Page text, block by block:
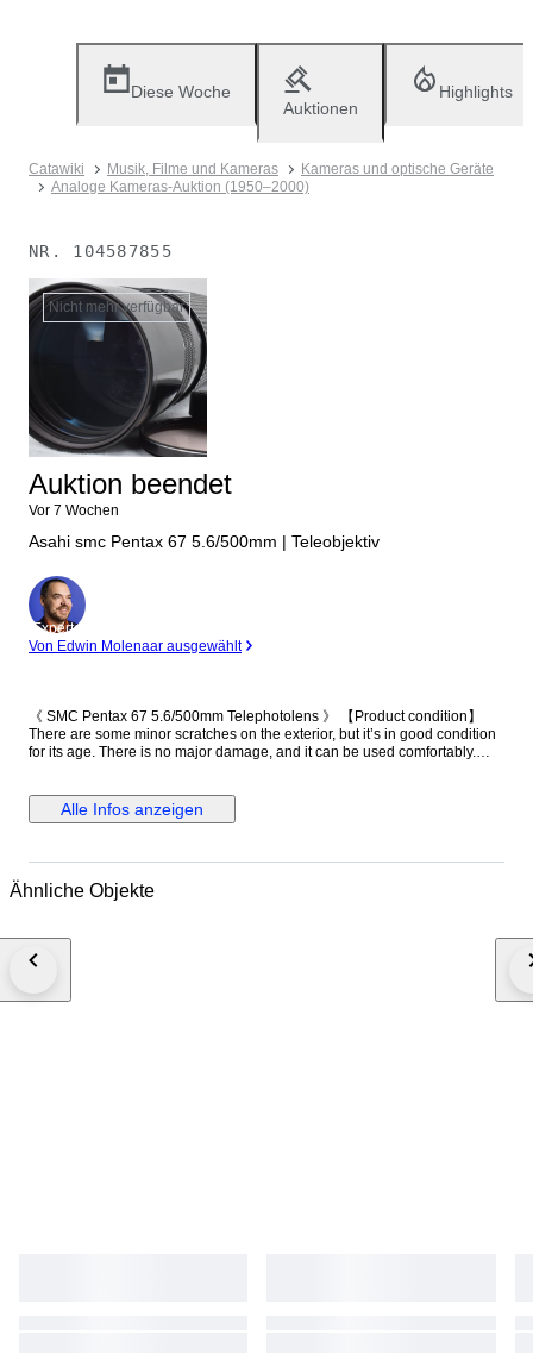
Diese Woche
Auktionen
Highlights
Catawiki Musik, Filme und Kameras
Kameras und optische Geräte
Analoge Kameras-Auktion (1950–2000)
NR. 104587855
Nicht mehr verfügbar
Auktion beendet
Vor 7 Wochen
Asahi smc Pentax 67 5.6/500mm | Teleobjektiv
Experte
Von Edwin Molenaar ausgewählt
《 SMC Pentax 67 5.6/500mm Telephotolens 》 【Product condition】
There are some minor scratches on the exterior, but it’s in good condition
for its age. There is no major damage, and it can be used comfortably.
There is approximately 1.5 cm of fungus around the edge of the front
element, and fungus is present throughout the middle and rear elements.
local customs office may impose import duties and taxes. If your item is
refund. A video of the item’s condition and functionality is recorded prior to
Alle Infos anzeigen
Ähnliche Objekte